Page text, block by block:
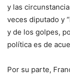
y las
veces diputado y
y de los golpes,
política es de
Por su parte,